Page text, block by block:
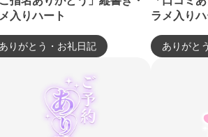
入りハート
ありがとう・お礼日記
ラメ入り
ありがと